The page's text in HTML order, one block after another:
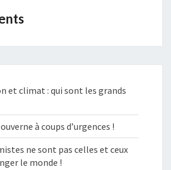
et climat : qui sont les grands
à coups d’urgences !
ne sont pas celles et ceux
le monde !